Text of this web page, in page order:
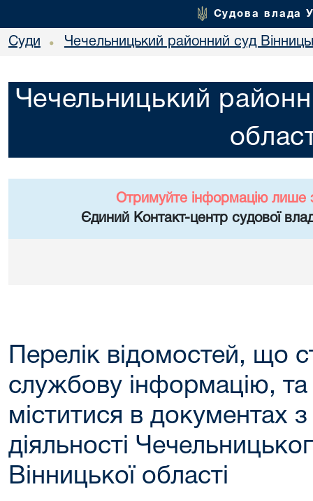
Судова влада
Суди • Чечельницький районний суд
Чечельницький
Отримуйте інформацію лише
Єдиний Контакт-центр судової
Перелік відомостей, що
службову інформацію, та
міститися в документах з
діяльності
Вінницької області